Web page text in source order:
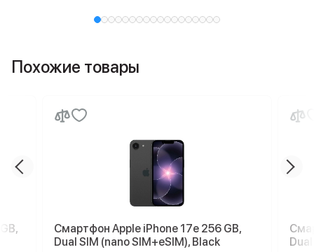
Похожие товары
Смартфон Apple iPhone 17e 256 GB,
Dual SIM (nano SIM+eSIM), Black